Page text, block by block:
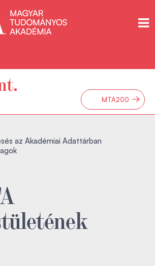
MTA200 →
az Akadémiai Adattárban